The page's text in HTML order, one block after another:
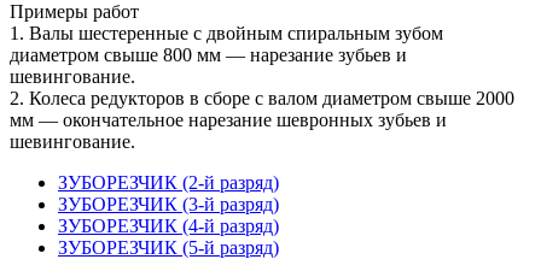
Примеры работ
1. Валы шестеренные с двойным спиральным зубом
диаметром свыше 800 мм — нарезание зубьев и
шевингование.
2. Колеса редукторов в сборе с валом диаметром свыше 2000
мм — окончательное нарезание шевронных зубьев и
шевингование.
ЗУБОРЕЗЧИК (2-й разряд)
ЗУБОРЕЗЧИК (3-й разряд)
ЗУБОРЕЗЧИК (4-й разряд)
ЗУБОРЕЗЧИК (5-й разряд)